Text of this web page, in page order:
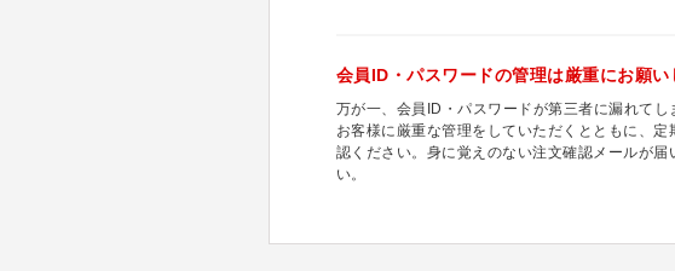
会員ID・パスワードの管理は厳重にお願い
万が一、会員ID・パスワードが第三者に漏れて
お客様に厳重な管理をしていただくとともに、
認ください。身に覚えのない注文確認メールが
い。